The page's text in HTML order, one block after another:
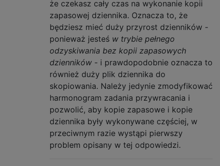
że czekasz cały czas na wykonanie kopii
zapasowej dziennika. Oznacza to, że
będziesz mieć duży przyrost dzienników -
ponieważ jesteś w trybie pełnego
odzyskiwania bez kopii zapasowych
dzienników - i prawdopodobnie oznacza to
również duży plik dziennika do
skopiowania. Należy jedynie zmodyfikować
harmonogram zadania przywracania i
pozwolić, aby kopie zapasowe i kopie
dziennika były wykonywane częściej, w
przeciwnym razie wystąpi pierwszy
problem opisany w tej odpowiedzi.